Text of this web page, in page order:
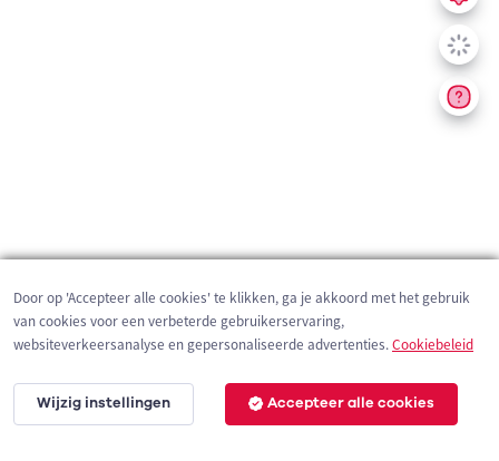
200 m
Door op 'Accepteer alle cookies' te klikken, ga je akkoord met het gebruik
van cookies voor een verbeterde gebruikerservaring,
websiteverkeersanalyse en gepersonaliseerde advertenties.Cookiebeleid
Wijzig instellingen Accepteer alle cookies